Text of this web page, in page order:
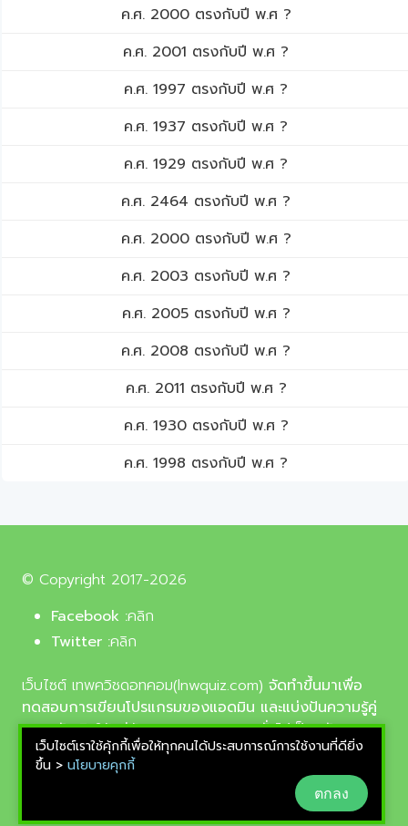
ค.ศ. 2000 ตรงกับปี พ.ศ ?
ค.ศ. 2001 ตรงกับปี พ.ศ ?
ค.ศ. 1997 ตรงกับปี พ.ศ ?
ค.ศ. 1937 ตรงกับปี พ.ศ ?
ค.ศ. 1929 ตรงกับปี พ.ศ ?
ค.ศ. 2464 ตรงกับปี พ.ศ ?
ค.ศ. 2000 ตรงกับปี พ.ศ ?
ค.ศ. 2003 ตรงกับปี พ.ศ ?
ค.ศ. 2005 ตรงกับปี พ.ศ ?
ค.ศ. 2008 ตรงกับปี พ.ศ ?
ค.ศ. 2011 ตรงกับปี พ.ศ ?
ค.ศ. 1930 ตรงกับปี พ.ศ ?
ค.ศ. 1998 ตรงกับปี พ.ศ ?
© Copyright 2017-2026
Facebook :คลิก
Twitter :คลิก
เว็บไซต์ เทพควิชดอทคอม(lnwquiz.com) จัดทำขึ้นมาเพื่อ
ทดสอบการเขียนโปรแกรมของแอดมิน และแบ่งปันความรู้คู่
ความบันเทิงให้แก่น้อง ๆ ตลอดจนบุคลทั่วไปเป็นหลัก,
รูปภาพที่นำมาใช้ประกอบบทความเป็นรูปภาพจากเว็บ
pixabay.com และunsplash.com ซึ่งเป็นเว็บแจกรูปฟรี
ลิขสิทธิ์แบบ CC0 ที่ช่างภาพจากทั่วโลกอัพโหลดไว้ให้
สามารถนำมาใช้ฟรีได้
เว็บไซต์เราใช้คุ้กกี้เพื่อให้ทุกคนได้ประสบการณ์การใช้งานที่ดียิ่ง
ขึ้น > นโยบายคุกกี้
ตกลง